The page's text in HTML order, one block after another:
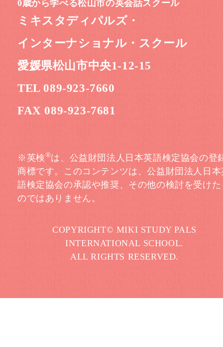
0歳から学べる松山市の英会話スクール
ミキスタディパルズ・
インターナショナル・スクール
愛媛県松山市中央1-12-15
TEL 089-923-7660
FAX 089-923-7681
※英検®は、公益財団法人日本英語検定協会の登
商標です。このコンテンツは、公益財団法人日本
語検定協会の承認や推奨、その他の検討を受けた
のではありません。
COPYRIGHT© MIKI STUDY PALS
INTERNATIONAL SCHOOL.
ALL RIGHTS RESERVED.